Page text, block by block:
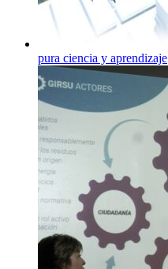
pura ciencia y aprendizaje